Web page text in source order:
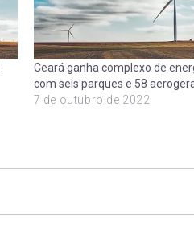
Ceará ganha complexo de
com seis parques e 58
7 de outubro de 2022